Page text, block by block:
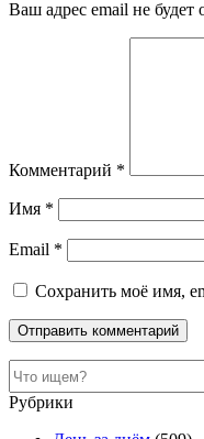
Ваш адрес email не будет
Комментарий *
Имя *
Email *
Сохранить моё имя,
Поиск
Рубрики